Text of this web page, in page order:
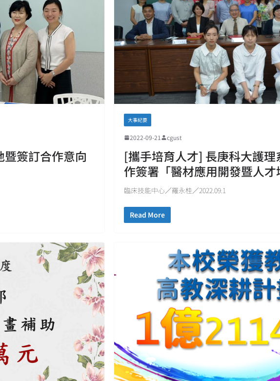
簽訂合作意向
大事紀要
2022-09-21 cgust
[攜手培育人才] 長庚科大護
作簽署「醫材應用開發暨人才
臨床技能中心／羅永桂／2022.09.1
Read More